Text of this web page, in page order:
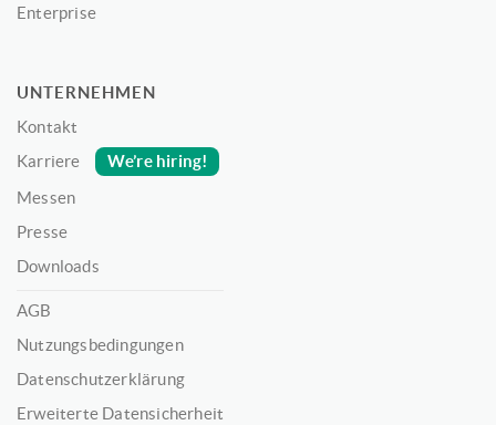
Enterprise
UNTERNEHMEN
Kontakt
Karriere
We’re hiring!
Messen
Presse
Downloads
AGB
Nutzungsbedingungen
Datenschutzerklärung
Erweiterte Datensicherheit